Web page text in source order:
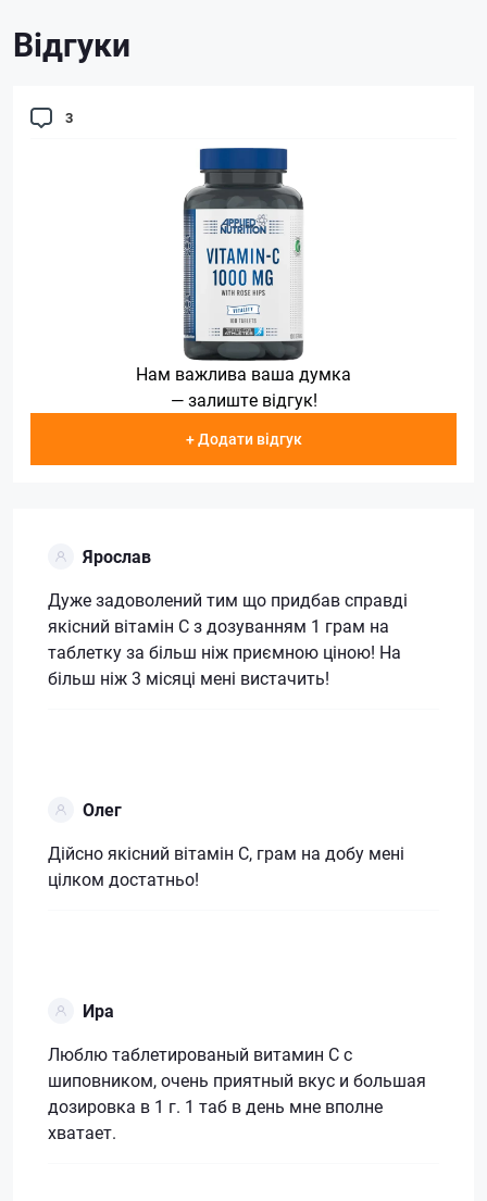
Відгуки
3
Нам важлива ваша думка
— залиште відгук!
+ Додати відгук
Ярослав
Дуже задоволений тим що придбав справді
якісний вітамін С з дозуванням 1 грам на
таблетку за більш ніж приємною ціною! На
більш ніж 3 місяці мені вистачить!
Олег
Дійсно якісний вітамін С, грам на добу мені
цілком достатньо!
Ира
Люблю таблетированый витамин С с
шиповником, очень приятный вкус и большая
дозировка в 1 г. 1 таб в день мне вполне
хватает.